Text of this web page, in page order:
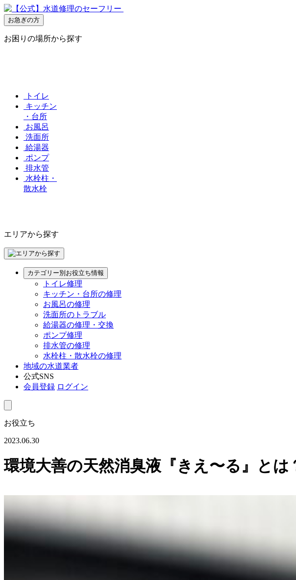
お急ぎの方
お困りの場所から探す
トイレ
キッチン
・台所
お風呂
洗面所
給湯器
ポンプ
排水管
水栓柱・
散水栓
エリアから探す
カテゴリー別お役立ち情報
トイレ修理
キッチン・台所の修理
お風呂の修理
洗面所のトラブル
給湯器の修理・交換
ポンプ修理
排水管の修理
水栓柱・散水栓の修理
地域の水道業者
公式SNS
会員登録 ログイン
お役立ち
2023.06.30
環境大善の天然消臭液『きえ〜る』と